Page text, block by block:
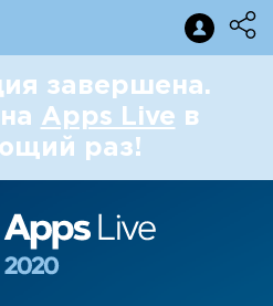
завершена.
Apps Live в
раз!